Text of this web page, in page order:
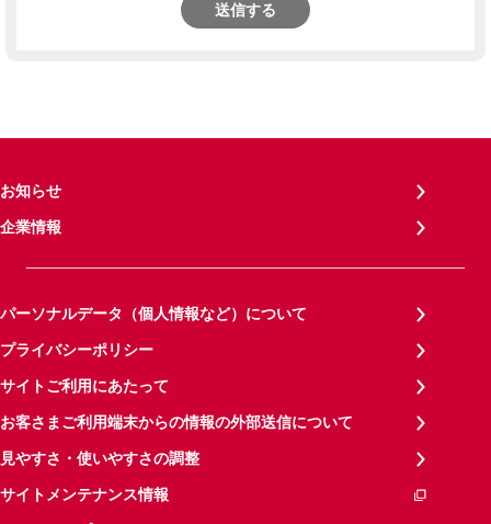
送信する
お知らせ
企業情報
パーソナルデータ（個人情報など）について
プライバシーポリシー
サイトご利用にあたって
お客さまご利用端末からの情報の外部送信について
見やすさ・使いやすさの調整
サイトメンテナンス情報